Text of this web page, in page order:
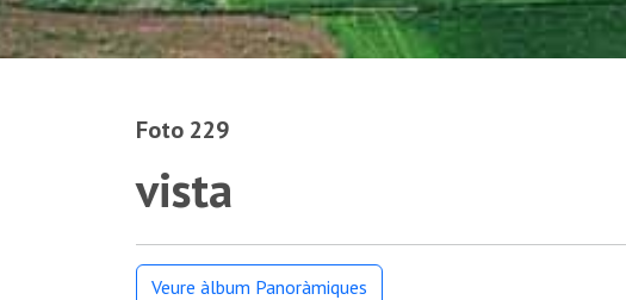
Foto 229
vista
Veure àlbum Panoràmiques